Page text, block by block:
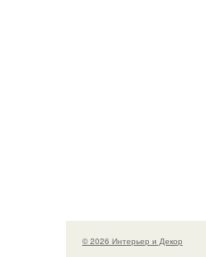
© 2026 Интерьер и Декор